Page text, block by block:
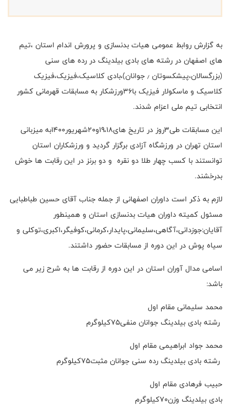
به گزارش روابط عمومی هیات بدنسازی و پرورش اندام استان ،تیم
های اصفهان در رشته های بادی بیلدینگ در رده های سنی
(بزرگسالان،پیشکسوتان ٫ جوانان)،بادی کلاسیک،فیزیک،فیزیک
کلاسیک و ماسکولار فیزیک با۳۶ورزشکار به مسابقات قهرمانی کشور
انتخابی تیم ملی اعزام شدند.
این مسابقات طی۳روز در تاریخ های۱۹،۱٨و۲۰شهریور۱۴۰۰به میزبانی
استان تهران در ورزشگاه آزادی برگزار گردید و ورزشکاران استان
توانستند با کسب چهار طلا دو نقره و دو برنز در این رقابت ها خوش
بدرخشند.
لازم به ذکر است داوران اصفهانی از جمله جناب آقای حسین طباطبایی
مسئول کمیته داوران هیات بدنسازی استان و همینطور
آقایان:جوزدانی،آگاهی،سلیمانی،پایدار،کرمانی،کوفیگر،اکبری،توکلی و
سیاه پوش در این دوره از مسابقات حضور داشتند.
اسامی مدال آوران استان در این دوره از رقابت ها به شرح زیر می
باشد:
محمد سلیمانی مقام اول
رشته بادی بیلدینگ جوانان منفی۷۵کیلوگرم
محمد جواد ابراهیمی مقام اول
رشته بادی بیلدینگ رده سنی جوانان مثبت۷۵کیلوگرم
حبیب فرهادی مقام اول
بادی بیلدینگ وزن۷۰کیلوگرم